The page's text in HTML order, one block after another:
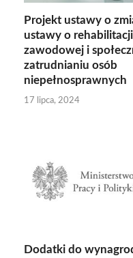
Projekt ustawy o
ustawy o rehabilitacji
zawodowej i
zatrudnianiu osób
niepełnosprawnych
17 lipca, 2024
Dodatki do